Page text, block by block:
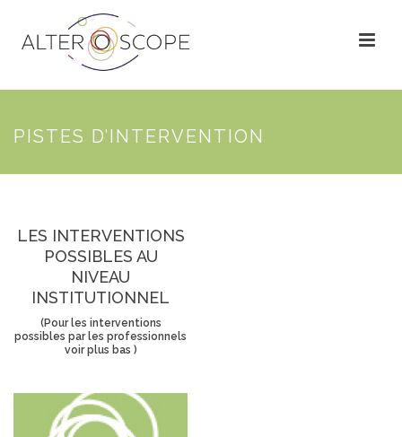
PISTES D’INTERVENTION
LES INTERVENTIONS
POSSIBLES AU
NIVEAU
INSTITUTIONNEL
(Pour les interventions
possibles par les professionnels
voir plus bas )